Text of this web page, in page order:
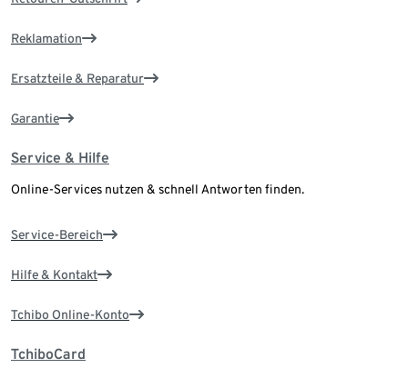
Reklamation
Ersatzteile & Reparatur
Garantie
Service & Hilfe
Online-Services nutzen & schnell Antworten finden.
Service-Bereich
Hilfe & Kontakt
Tchibo Online-Konto
TchiboCard